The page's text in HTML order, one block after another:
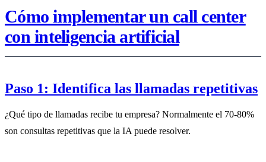
Cómo implementar un call center
con inteligencia artificial
Paso 1: Identifica las llamadas repetitivas
¿Qué tipo de llamadas recibe tu empresa? Normalmente el 70-80%
son consultas repetitivas que la IA puede resolver.